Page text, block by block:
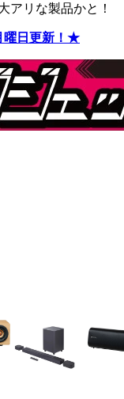
アリな製品かと！
曜日更新！★